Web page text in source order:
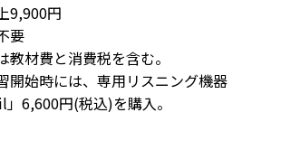
9,900円
要
材費と消費税を含む。
開始時には、専用リスニング機器
」6,600円(税込)を購入。